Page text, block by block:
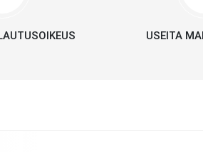
USEITA